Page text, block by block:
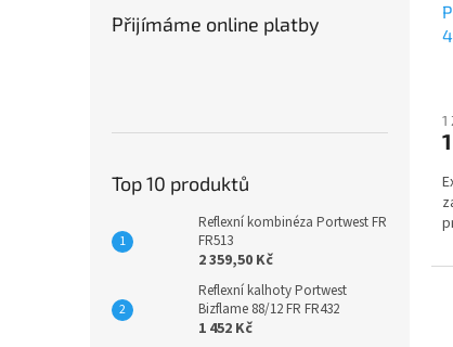
Přijímáme online platby
Top 10 produktů
Reflexní kombinéza Portwest FR
FR513
2 359,50 Kč
Reflexní kalhoty Portwest
Bizflame 88/12 FR FR432
1 452 Kč
1